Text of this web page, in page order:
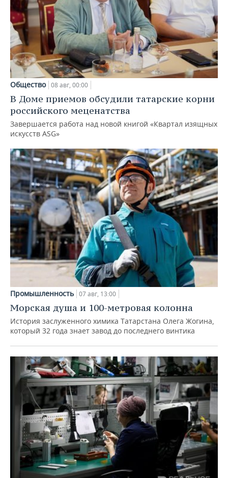
Общество 08 авг, 00:00
В Доме приемов обсудили татарские корни
российского меценатства
Завершается работа над новой книгой «Квартал изящных
искусств ASG»
Промышленность 07 авг, 13:00
Морская душа и 100-метровая колонна
История заслуженного химика Татарстана Олега Жогина,
который 32 года знает завод до последнего винтика